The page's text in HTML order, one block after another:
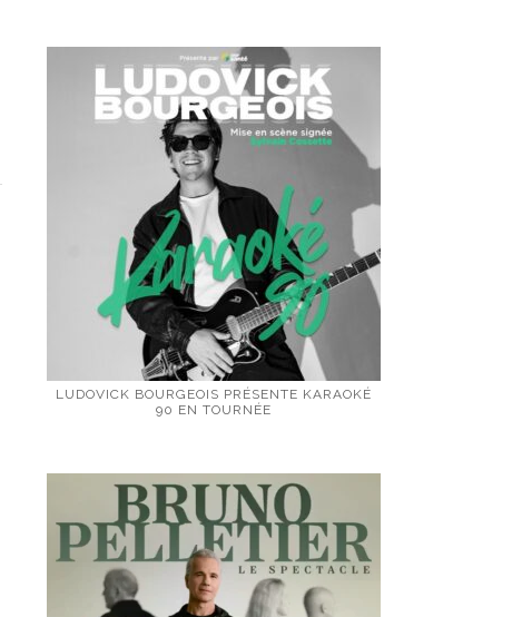
LUDOVICK BOURGEOIS PRÉSENTE KARAOKÉ
90 EN TOURNÉE